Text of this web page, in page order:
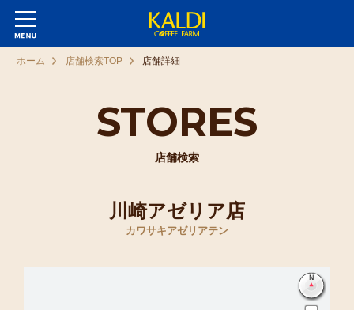
STORES
店舗検索
ホーム 店舗検索TOP 店舗詳細
川崎アゼリア店
カワサキアゼリアテン